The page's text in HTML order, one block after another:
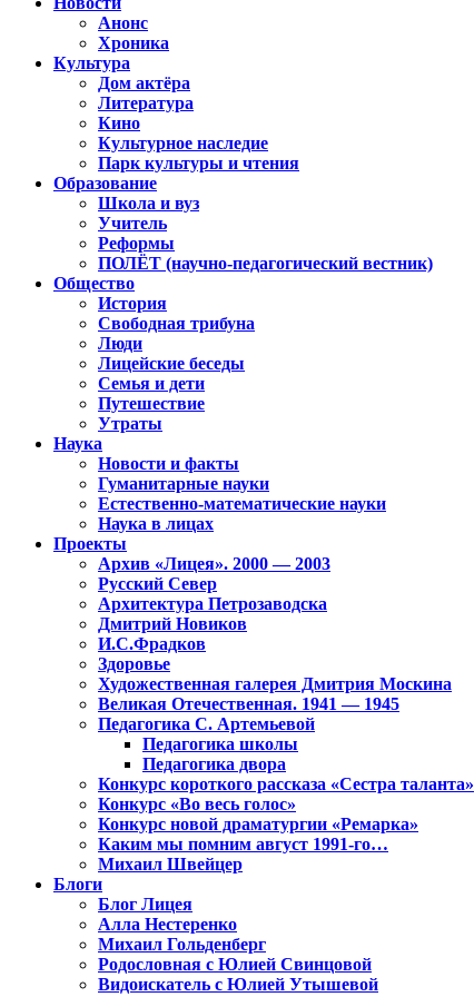
Анонс
Хроника
Культура
Дом актёра
Литература
Кино
Культурное наследие
Парк культуры и чтения
Образование
Школа и вуз
Учитель
Реформы
ПОЛЁТ (научно-педагогический вестник)
Общество
История
Свободная трибуна
Люди
Лицейские беседы
Семья и дети
Путешествие
Утраты
Наука
Новости и факты
Гуманитарные науки
Естественно-математические науки
Наука в лицах
Проекты
Архив «Лицея». 2000 — 2003
Русский Север
Архитектура Петрозаводска
Дмитрий Новиков
И.С.Фрадков
Здоровье
Художественная галерея Дмитрия Москина
Великая Отечественная. 1941 — 1945
Педагогика С. Артемьевой
Педагогика школы
Педагогика двора
Конкурс короткого рассказа «Сестра таланта»
Конкурс «Во весь голос»
Конкурс новой драматургии «Ремарка»
Каким мы помним август 1991-го…
Михаил Швейцер
Блоги
Блог Лицея
Алла Нестеренко
Михаил Гольденберг
Родословная с Юлией Свинцовой
Видоискатель с Юлией Утышевой